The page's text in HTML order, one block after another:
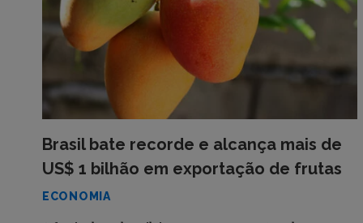
Brasil bate recorde e alcança mais de
US$ 1 bilhão em exportação de frutas
ECONOMIA